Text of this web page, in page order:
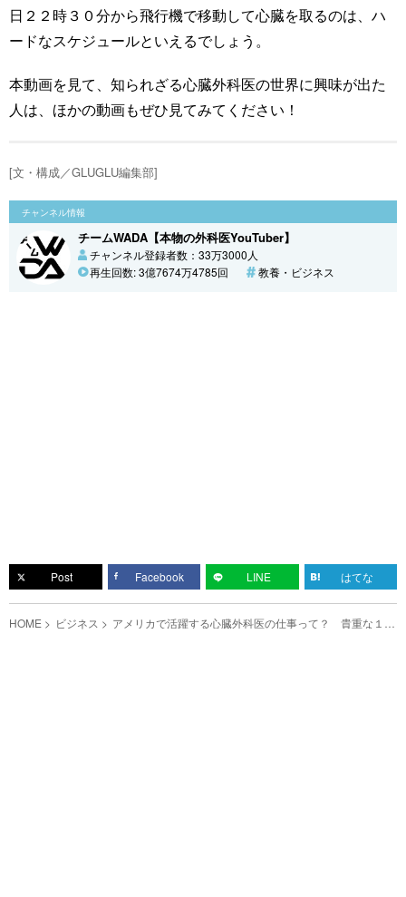
日２２時３０分から飛行機で移動して心臓を取るのは、ハ
ードなスケジュールといえるでしょう。
本動画を見て、知られざる心臓外科医の世界に興味が出た
人は、ほかの動画もぜひ見てみてください！
[文・構成／GLUGLU編集部]
チャンネル情報
チームWADA【本物の外科医YouTuber】
チャンネル登録者数：33万3000人
再生回数: 3億7674万4785回
教養・ビジネス
Post Facebook LINE はてな
HOME ビジネス アメリカで活躍する心臓外科医の仕事って？ 貴重な１本
に「すごすぎる」